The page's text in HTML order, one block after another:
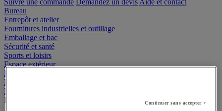
Bureau
Entrepôt et atelier
Fournitures industrielles et outillage
Emballage et bac
Sécurité et santé
Sports et loisirs
Espace extérieur
Hygiène
Horeca
Mobilier d'extérieur
Découvrez ce groupe de produits
Continuer sans accepter >